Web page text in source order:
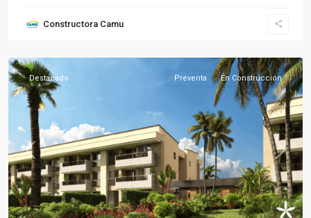
Constructora Camu
Sur,
Previous Next
Destacado Preventa En Construcción